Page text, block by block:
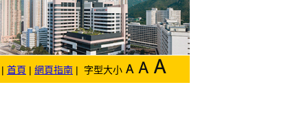
| 首頁 | 網頁指南 | 字型大小